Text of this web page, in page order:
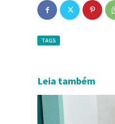
TAGS
Leia também